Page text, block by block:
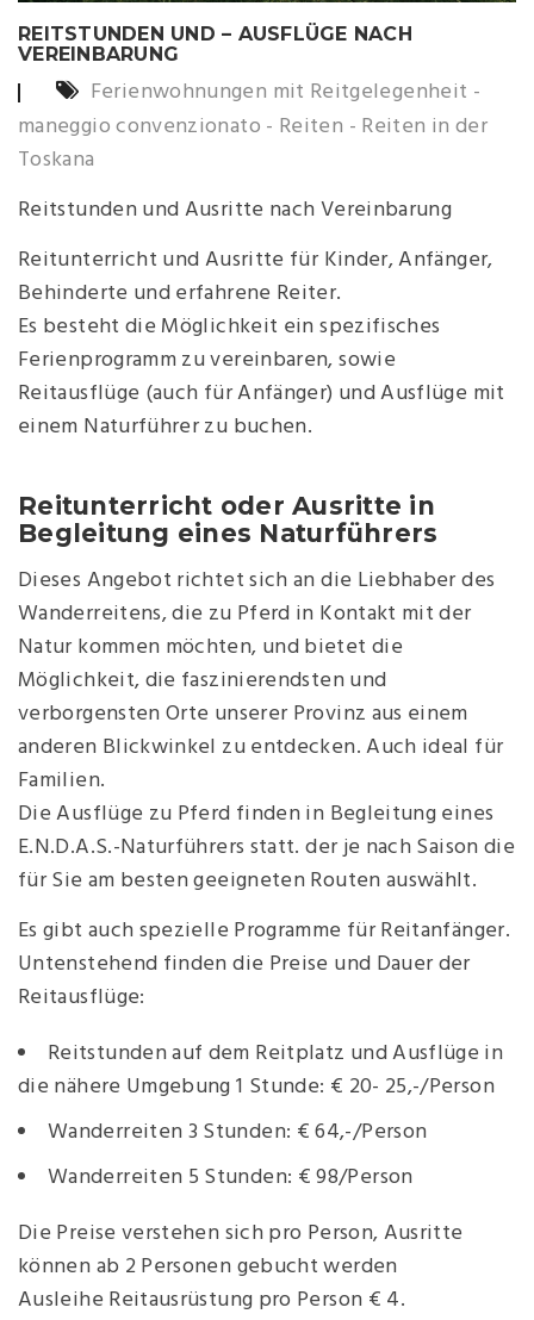
REITSTUNDEN UND – AUSFLÜGE NACH
VEREINBARUNG
Ferienwohnungen mit Reitgelegenheit -
maneggio convenzionato - Reiten - Reiten in der
Toskana
Reitstunden und Ausritte nach Vereinbarung
Reitunterricht und Ausritte für Kinder, Anfänger,
Behinderte und erfahrene Reiter.
Es besteht die Möglichkeit ein spezifisches
Ferienprogramm zu vereinbaren, sowie
Reitausflüge (auch für Anfänger) und Ausflüge mit
einem Naturführer zu buchen.
Reitunterricht oder Ausritte in
Begleitung eines Naturführers
Dieses Angebot richtet sich an die Liebhaber des
Wanderreitens, die zu Pferd in Kontakt mit der
Natur kommen möchten, und bietet die
Möglichkeit, die faszinierendsten und
verborgensten Orte unserer Provinz aus einem
anderen Blickwinkel zu entdecken. Auch ideal für
Familien.
Die Ausflüge zu Pferd finden in Begleitung eines
E.N.D.A.S.-Naturführers statt. der je nach Saison die
für Sie am besten geeigneten Routen auswählt.
Es gibt auch spezielle Programme für Reitanfänger.
Untenstehend finden die Preise und Dauer der
Reitausflüge:
Reitstunden auf dem Reitplatz und Ausflüge in
die nähere Umgebung 1 Stunde: € 20- 25,-/Person
Wanderreiten 3 Stunden: € 64,-/Person
Wanderreiten 5 Stunden: € 98/Person
Die Preise verstehen sich pro Person, Ausritte
können ab 2 Personen gebucht werden
Ausleihe Reitausrüstung pro Person € 4.